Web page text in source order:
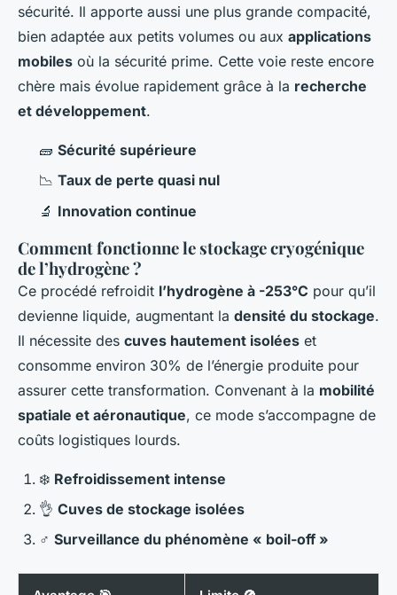
sécurité. Il apporte aussi une plus grande compacité,
bien adaptée aux petits volumes ou aux applications
mobiles où la sécurité prime. Cette voie reste encore
chère mais évolue rapidement grâce à la recherche
et développement.
🧱 Sécurité supérieure
📉 Taux de perte quasi nul
🔬 Innovation continue
Comment fonctionne le stockage cryogénique
de l’hydrogène ?
Ce procédé refroidit l’hydrogène à -253°C pour qu’il
devienne liquide, augmentant la densité du stockage.
Il nécessite des cuves hautement isolées et
consomme environ 30% de l’énergie produite pour
assurer cette transformation. Convenant à la mobilité
spatiale et aéronautique, ce mode s’accompagne de
coûts logistiques lourds.
❄️ Refroidissement intense
👌 Cuves de stockage isolées
‍♂️ Surveillance du phénomène « boil-off »